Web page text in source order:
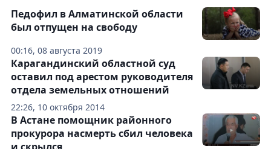
00:16, 08 августа 2019
Педофил в Алматинской области
был отпущен на свободу
22:26, 10 октября 2014
Карагандинский областной суд
оставил под арестом руководителя
отдела земельных отношений
В Астане помощник районного
прокурора насмерть сбил человека